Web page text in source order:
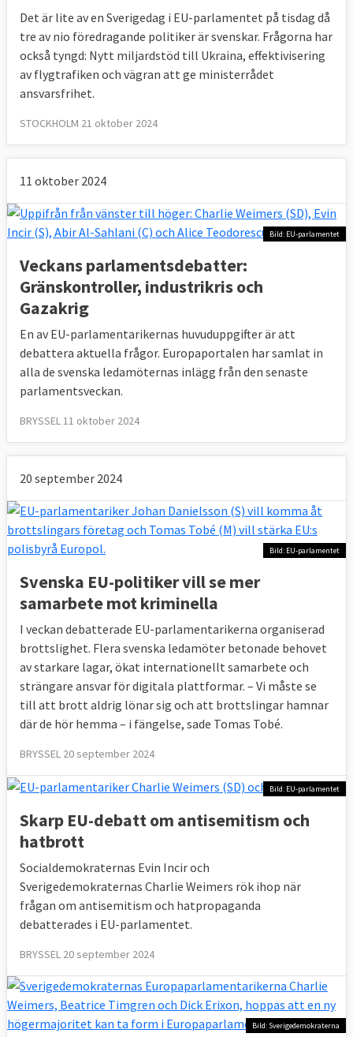
Det är lite av en Sverigedag i EU-parlamentet på tisdag då
tre av nio föredragande politiker är svenskar. Frågorna har
också tyngd: Nytt miljardstöd till Ukraina, effektivisering
av flygtrafiken och vägran att ge ministerrådet
ansvarsfrihet.
STOCKHOLM 21 oktober 2024
11 oktober 2024
Bild: EU-parlamentet
Veckans parlamentsdebatter:
Gränskontroller, industrikris och
Gazakrig
En av EU-parlamentarikernas huvuduppgifter är att
debattera aktuella frågor. Europaportalen har samlat in
alla de svenska ledamöternas inlägg från den senaste
parlamentsveckan.
BRYSSEL 11 oktober 2024
20 september 2024
Bild: EU-parlamentet
Svenska EU-politiker vill se mer
samarbete mot kriminella
I veckan debatterade EU-parlamentarikerna organiserad
brottslighet. Flera svenska ledamöter betonade behovet
av starkare lagar, ökat internationellt samarbete och
strängare ansvar för digitala plattformar. – Vi måste se
till att brott aldrig lönar sig och att brottslingar hamnar
där de hör hemma – i fängelse, sade Tomas Tobé.
BRYSSEL 20 september 2024
Bild: EU-parlamentet
Skarp EU-debatt om antisemitism och
hatbrott
Socialdemokraternas Evin Incir och
Sverigedemokraternas Charlie Weimers rök ihop när
frågan om antisemitism och hatpropaganda
debatterades i EU-parlamentet.
BRYSSEL 20 september 2024
Bild: Sverigedemokraterna